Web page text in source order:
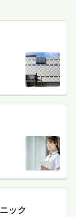
ック